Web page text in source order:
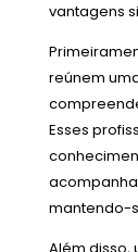
vantagens
reúnem
Esses
mantendo-
Além